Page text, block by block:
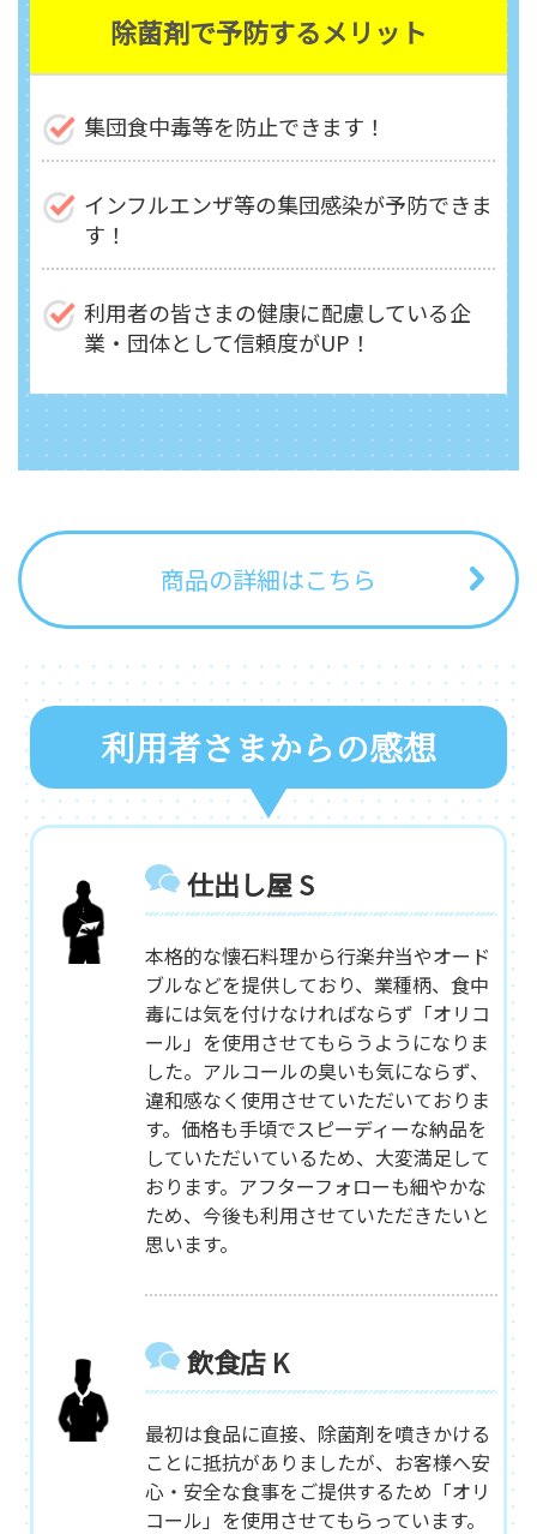
除菌剤で予防するメリット
集団食中毒等を防止できます！
インフルエンザ等の集団感染が予防できま
す！
利用者の皆さまの健康に配慮している企
業・団体として信頼度がUP！
商品の詳細はこちら
利用者さまからの感想
仕出し屋 S
本格的な懐石料理から行楽弁当やオード
ブルなどを提供しており、業種柄、食中
毒には気を付けなければならず「オリコ
ール」を使用させてもらうようになりま
した。アルコールの臭いも気にならず、
違和感なく使用させていただいておりま
す。価格も手頃でスピーディーな納品を
していただいているため、大変満足して
おります。アフターフォローも細やかな
ため、今後も利用させていただきたいと
思います。
飲食店 K
最初は食品に直接、除菌剤を噴きかける
ことに抵抗がありましたが、お客様へ安
心・安全な食事をご提供するため「オリ
コール」を使用させてもらっています。